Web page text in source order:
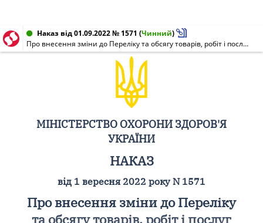
Наказ від 01.09.2022 № 1571 (Чинний)
Про внесення зміни до Переліку та обсягу товарів, робіт і послуг для забезпечення потреб галузі охорони здоров'я в умовах воєнного стану
МІНІСТЕРСТВО ОХОРОНИ ЗДОРОВ'Я
УКРАЇНИ
НАКАЗ
від 1 вересня 2022 року N 1571
Про внесення зміни до Переліку
та обсягу товарів, робіт і послуг